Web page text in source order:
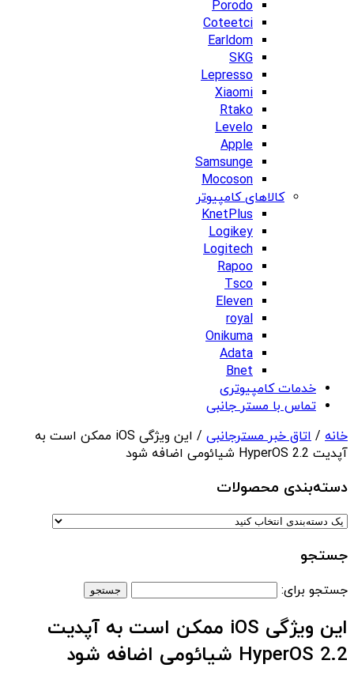
Porodo
Coteetci
Earldom
SKG
Lepresso
Xiaomi
Rtako
Levelo
Apple
Samsunge
Mocoson
کالاهای کامپیوتر
KnetPlus
Logikey
Logitech
Rapoo
Tsco
Eleven
royal
Onikuma
Adata
Bnet
خدمات کامپیوتری
تماس با مستر جانبی
خانه / اتاق خبر مسترجانبی
/ این ویژگی iOS ممکن است به
آپدیت HyperOS 2.2 شیائومی اضافه شود
دسته‌بندی‌ محصولات
جستجو
جستجو برای:
این ویژگی iOS ممکن است به آپدیت
HyperOS 2.2 شیائومی اضافه شود